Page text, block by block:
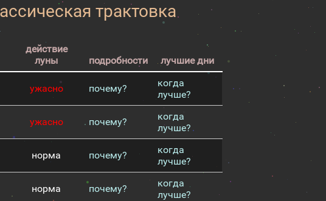
трактовка
действие
луны
подробности лучшие дни
ужасно почему?
когда
лучше?
ужасно почему?
когда
лучше?
норма почему?
когда
лучше?
норма почему?
когда
лучше?